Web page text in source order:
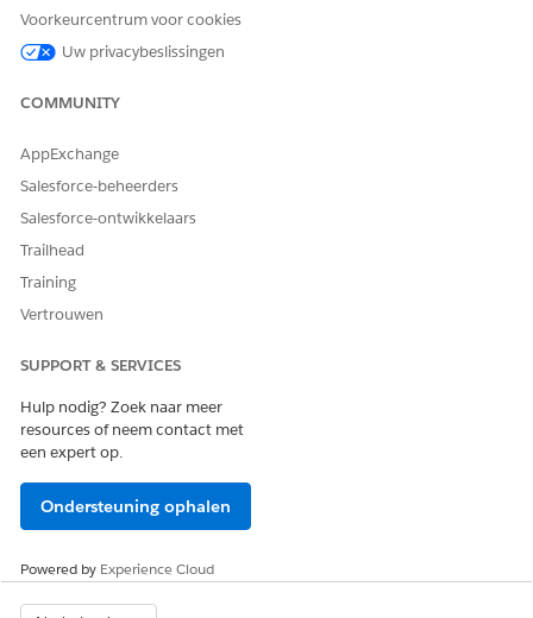
vertegenwoordigt deze de receptknooppunten die samen zijn
uitgevoerd voor optimaliseringsdoeleinden.
Interne fasen
Interne fasen vertegenwoordigen werk van
gegevensvoorbereiding dat is uitgevoerd vóór feitelijke
afzonderlijk uitgevoerd en kunnen tijdkosten met zich
Voorkeurcentrum voor cookies
Uw privacybeslissingen
COMMUNITY
AppExchange
Salesforce-beheerders
Salesforce-ontwikkelaars
Trailhead
Training
Vertrouwen
SUPPORT & SERVICES
Hulp nodig? Zoek naar meer
resources of neem contact met
een expert op.
Ondersteuning ophalen
Powered by Experience Cloud